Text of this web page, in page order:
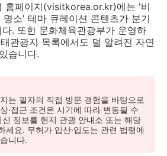
홈페이지(visitkorea.or.kr)에는 '비
소' 테마 큐레이션 콘텐츠가 분기
. 또한 문화체육관광부가 운영하
관광지 목록에서도 덜 알려진 자연
습니다.
는 필자의 직접 방문 경험을 바탕으로
·접근 조건은 시기에 따라 변동될 수
정보를 현지 관광 안내소 또는 해당
세요. 무허가 입산·입도는 관련 법령에
니다.